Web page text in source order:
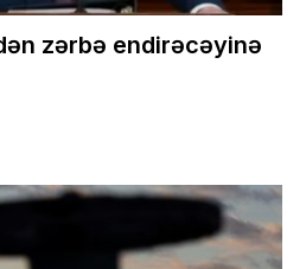
zərbə endirəcəyinə